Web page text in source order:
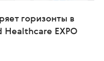
горизонты в
Healthcare EXPO